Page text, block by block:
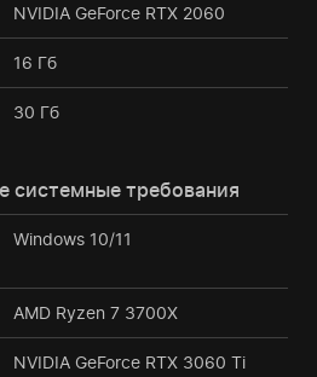
NVIDIA GeForce RTX 2060
16 Гб
30 Гб
системные требования
Windows 10/11
AMD Ryzen 7 3700X
NVIDIA GeForce RTX 3060 Ti